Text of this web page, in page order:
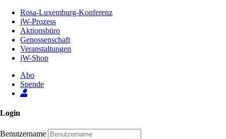
Inhalt
Seite
Rosa-Luxemburg-Konferenz
jW-Prozess
Aktionsbüro
Genossenschaft
Veranstaltungen
jW-Shop
Abo
Spende
Login
Benutzername